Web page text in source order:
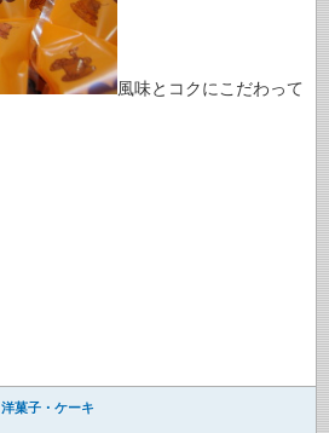
風味とコクにこだわって
洋菓子・ケーキ